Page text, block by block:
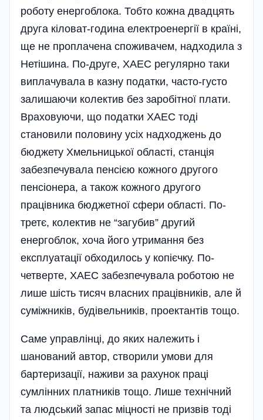
роботу енергоблока. Тобто кожна двадцять
друга кіловат-година електроенергії в країні,
ще не проплачена споживачем, надходила з
Нетішина. По-друге, ХАЕС регулярно таки
виплачувала в казну податки, часто-густо
залишаючи колектив без заробітної плати.
Враховуючи, що податки ХАЕС тоді
становили половину усіх надходжень до
бюджету Хмельницької області, станція
забезпечувала пенсією кожного другого
пенсіонера, а також кожного другого
працівника бюджетної сфери області. По-
третє, колектив не “загубив” другий
енергоблок, хоча його утримання без
експлуатації обходилось у копієчку. По-
четверте, ХАЕС забезпечувала роботою не
лише шість тисяч власних працівників, але й
суміжників, будівельників, проектантів тощо.
Саме управлінці, до яких належить і
шанований автор, створили умови для
бартеризації, наживи за рахунок праці
сумлінних платників тощо. Лише технічний
та людський запас міцності не призвів тоді